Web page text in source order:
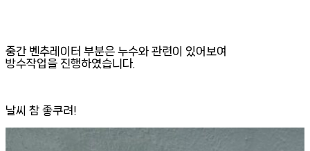
중간 벤추레이터 부분은 누수와 관련이 있어보여
방수작업을 진행하였습니다.
날씨 참 좋쿠려!